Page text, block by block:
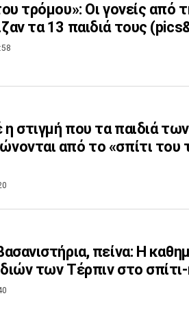
τρόμου»: Οι γονείς από
τα 13 παιδιά τους
η στιγμή που τα παιδιά
από το «σπίτι του
πείνα: Η
των Τέρπιν στο